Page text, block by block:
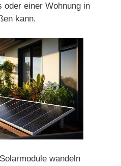
oder einer Wohnung in
kann.
wandeln